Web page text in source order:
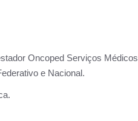
Oncoped Serviços Médicos
e Nacional.